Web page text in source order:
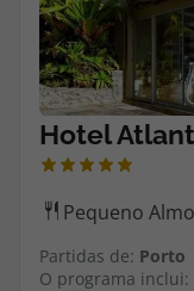
Partidas de: Porto
O programa inclui: